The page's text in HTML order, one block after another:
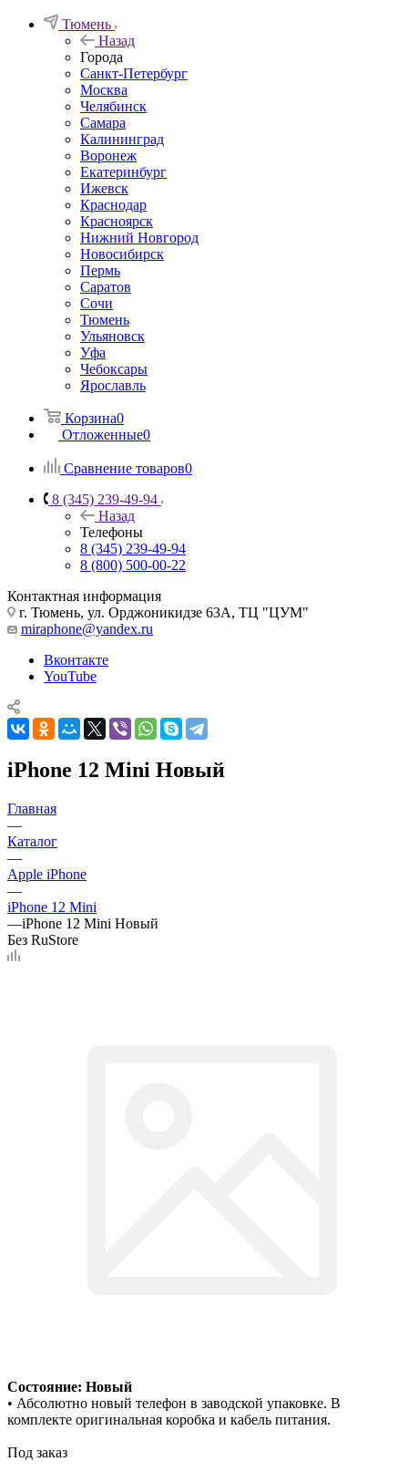
Тюмень
Назад
Города
Санкт-Петербург
Москва
Челябинск
Самара
Калининград
Воронеж
Екатеринбург
Ижевск
Краснодар
Красноярск
Нижний Новгород
Новосибирск
Пермь
Саратов
Сочи
Тюмень
Ульяновск
Уфа
Чебоксары
Ярославль
Корзина0
Отложенные0
Сравнение товаров0
8 (345) 239-49-94
Назад
Телефоны
8 (345) 239-49-94
8 (800) 500-00-22
Контактная информация
г. Тюмень, ул. Орджоникидзе 63А, ТЦ "ЦУМ"
miraphone@yandex.ru
Вконтакте
YouTube
iPhone 12 Mini Новый
Главная
—
Каталог
—
Apple iPhone
—
iPhone 12 Mini
—iPhone 12 Mini Новый
Без RuStore
Состояние: Новый
• Абсолютно новый телефон в заводской упаковке. В
комплекте оригинальная коробка и кабель питания.
Под заказ